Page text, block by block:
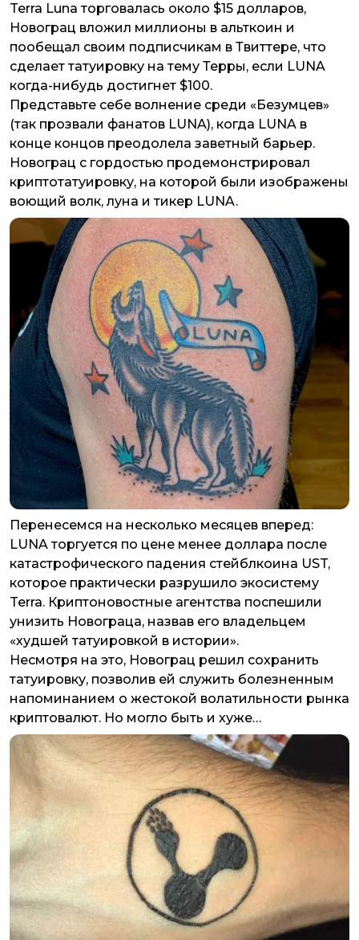
Terra Luna торговалась около $15 долларов,
Новограц вложил миллионы в альткоин и
пообещал своим подписчикам в Твиттере, что
сделает татуировку на тему Терры, если LUNA
когда-нибудь достигнет $100.
Представьте себе волнение среди «Безумцев»
(так прозвали фанатов LUNA), когда LUNA в
конце концов преодолела заветный барьер.
Новограц с гордостью продемонстрировал
криптотатуировку, на которой были изображены
воющий волк, луна и тикер LUNA.
Перенесемся на несколько месяцев вперед:
LUNA торгуется по цене менее доллара после
катастрофического падения стейблкоина UST,
которое практически разрушило экосистему
Terra. Криптоновостные агентства поспешили
унизить Новограца, назвав его владельцем
«худшей татуировкой в ​​истории».
Несмотря на это, Новограц решил сохранить
татуировку, позволив ей служить болезненным
напоминанием о жестокой волатильности рынка
криптовалют. Но могло быть и хуже…